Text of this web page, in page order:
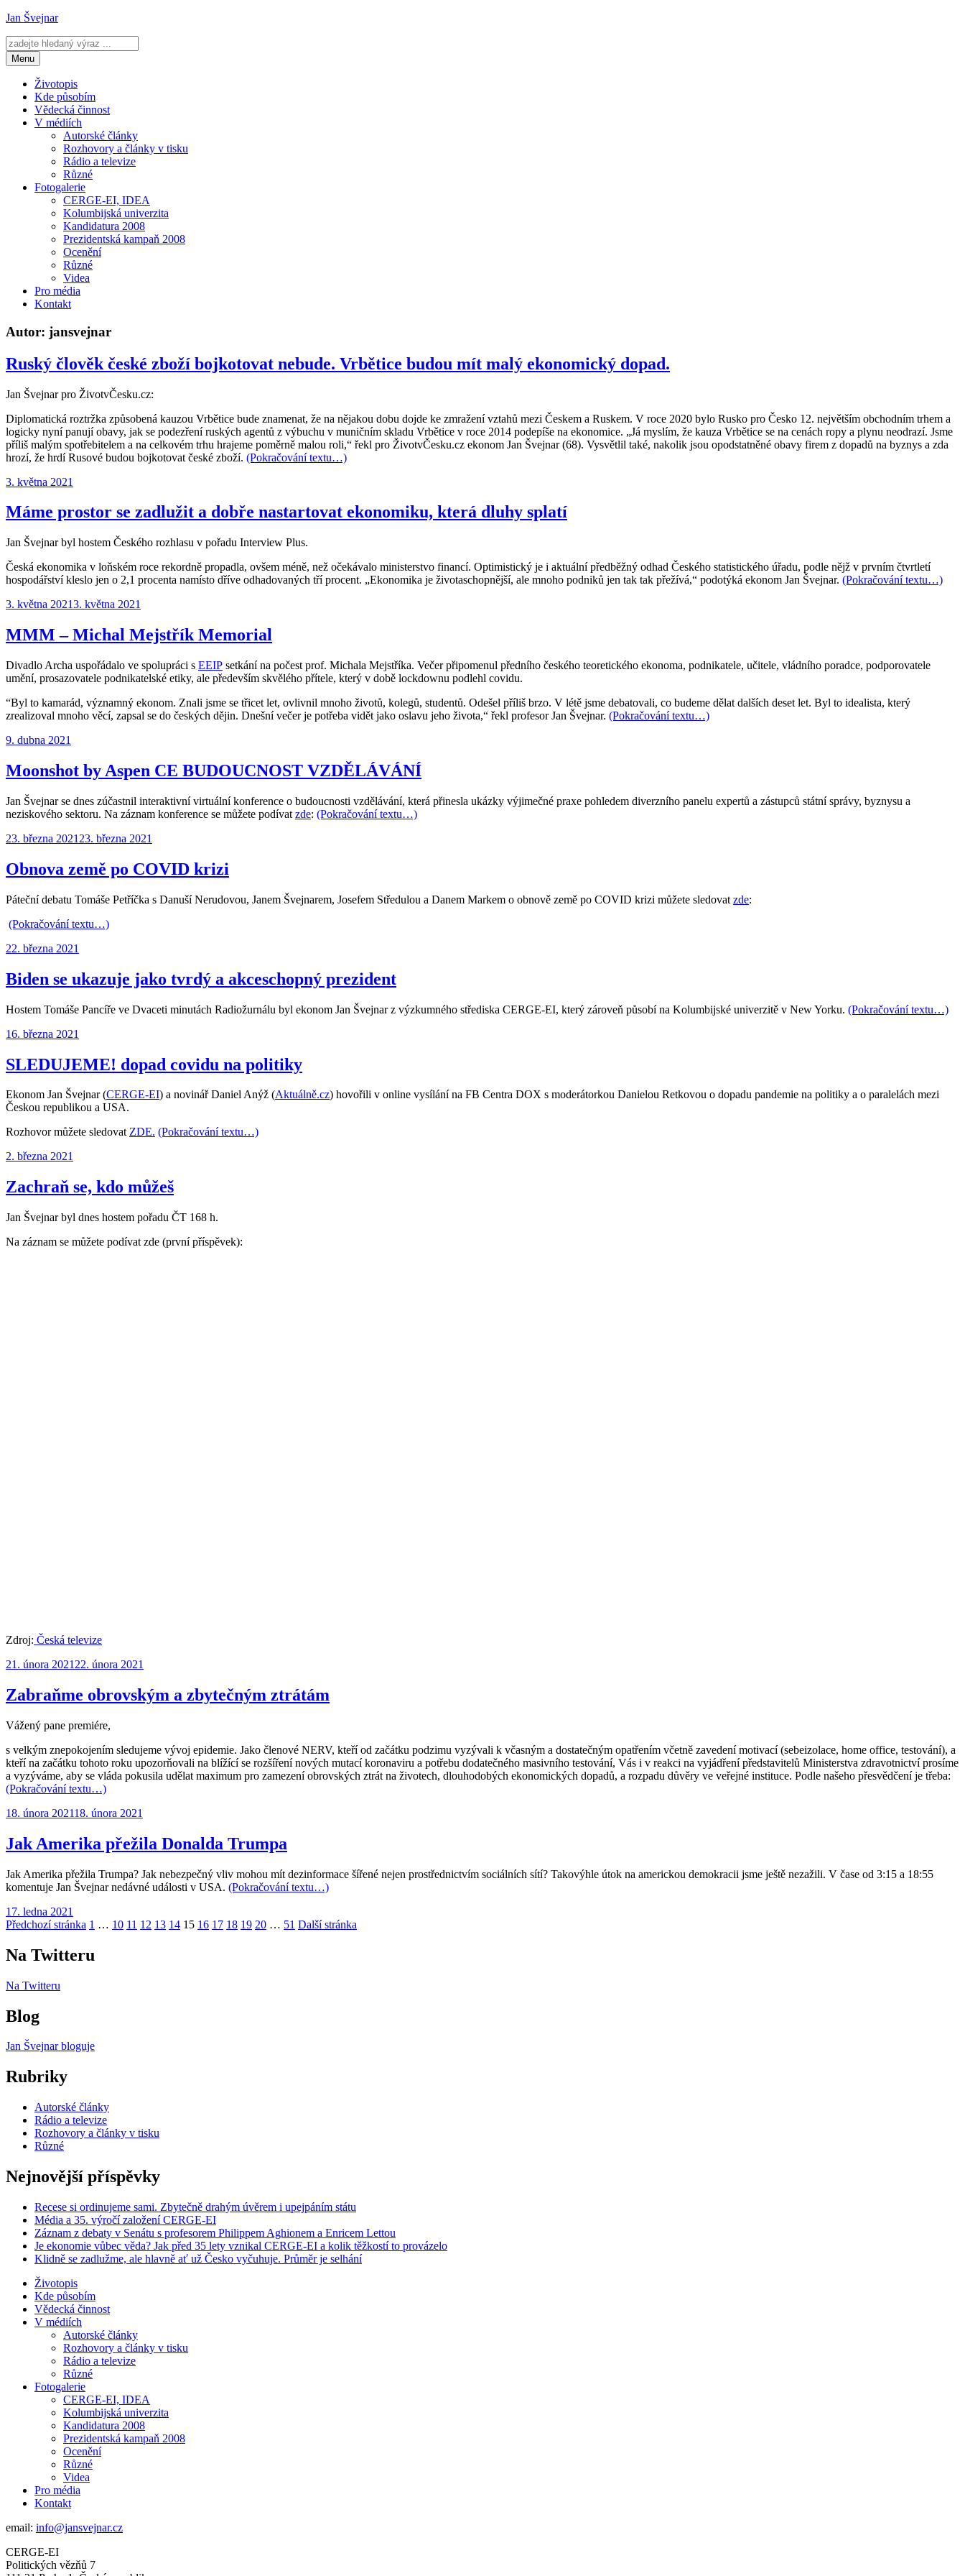
Přejít
obsahu
webu
Jan Švejnar
Menu
Životopis
Kde působím
Vědecká činnost
V médiích
Autorské články
Rozhovory a články v tisku
Rádio a televize
Různé
Fotogalerie
CERGE-EI, IDEA
Kolumbijská univerzita
Kandidatura 2008
Prezidentská kampaň 2008
Ocenění
Různé
Videa
Pro média
Kontakt
Autor: jansvejnar
Ruský člověk české zboží bojkotovat nebude. Vrbětice budou mít malý ekonomický dopad.
Jan Švejnar pro ŽivotvČesku.cz:
Diplomatická roztržka způsobená kauzou Vrbětice bude znamenat, že na nějakou dobu dojde ke zmražení vztahů mezi Českem a Ruskem. V roce 2020 bylo Rusko pro Česko 12. největším obchodním trhem a
logicky nyní panují obavy, jak se podezření ruských agentů z výbuchu v muničním skladu Vrbětice v roce 2014 podepíše na ekonomice. „Já myslím, že kauza Vrbětice se na cenách ropy a plynu neodrazí. Jsme
příliš malým spotřebitelem a na celkovém trhu hrajeme poměrně malou roli,“ řekl pro ŽivotvČesku.cz ekonom Jan Švejnar (68). Vysvětlil také, nakolik jsou opodstatněné obavy firem z dopadů na byznys a zda
hrozí, že hrdí Rusové budou bojkotovat české zboží. (Pokračování textu…)
Publikováno:
3. května 2021
Máme prostor se zadlužit a dobře nastartovat ekonomiku, která dluhy splatí
Jan Švejnar byl hostem Českého rozhlasu v pořadu Interview Plus.
Česká ekonomika v loňském roce rekordně propadla, ovšem méně, než očekávalo ministerstvo financí. Optimistický je i aktuální předběžný odhad Českého statistického úřadu, podle nějž v prvním čtvrtletí
hospodářství kleslo jen o 2,1 procenta namísto dříve odhadovaných tří procent. „Ekonomika je životaschopnější, ale mnoho podniků jen tak tak přežívá,“ podotýká ekonom Jan Švejnar. (Pokračování textu…)
Publikováno:
3. května 20213. května 2021
MMM – Michal Mejstřík Memorial
Divadlo Archa uspořádalo ve spolupráci s EEIP setkání na počest prof. Michala Mejstříka. Večer připomenul předního českého teoretického ekonoma, podnikatele, učitele, vládního poradce, podporovatele
umění, prosazovatele podnikatelské etiky, ale především skvělého přítele, který v době lockdownu podlehl covidu.
“Byl to kamarád, významný ekonom. Znali jsme se třicet let, ovlivnil mnoho životů, kolegů, studentů. Odešel příliš brzo. V létě jsme debatovali, co budeme dělat dalších deset let. Byl to idealista, který
zrealizoval mnoho věcí, zapsal se do českých dějin. Dnešní večer je potřeba vidět jako oslavu jeho života,“ řekl profesor Jan Švejnar. (Pokračování textu…)
Publikováno:
9. dubna 2021
Moonshot by Aspen CE BUDOUCNOST VZDĚLÁVÁNÍ
Jan Švejnar se dnes zúčastnil interaktivní virtuální konference o budoucnosti vzdělávání, která přinesla ukázky výjimečné praxe pohledem diverzního panelu expertů a zástupců státní správy, byznysu a
neziskového sektoru. Na záznam konference se můžete podívat zde: (Pokračování textu…)
Publikováno:
23. března 2021 23. března 2021
Obnova země po COVID krizi
Páteční debatu Tomáše Petříčka s Danuší Nerudovou, Janem Švejnarem, Josefem Středulou a Danem Markem o obnově země po COVID krizi můžete sledovat zde:
(Pokračování textu…)
Publikováno:
22. března 2021
Biden se ukazuje jako tvrdý a akceschopný prezident
Hostem Tomáše Pancíře ve Dvaceti minutách Radiožurnálu byl ekonom Jan Švejnar z výzkumného střediska CERGE-EI, který zároveň působí na Kolumbijské univerzitě v New Yorku. (Pokračování textu…)
Publikováno:
16. března 2021
SLEDUJEME! dopad covidu na politiky
Ekonom Jan Švejnar (CERGE-EI) a novinář Daniel Anýž (Aktuálně.cz) hovořili v online vysílání na FB Centra DOX s moderátorkou Danielou Retkovou o dopadu pandemie na politiky a o paralelách mezi
Českou republikou a USA.
Rozhovor můžete sledovatZDE. (Pokračování textu…)
Publikováno:
2. března 2021
Zachraň se, kdo můžeš
Jan Švejnar byl dnes hostem pořadu ČT 168 h.
Na záznam se můžete podívat zde (první příspěvek):
Zdroj: Česká televize
Publikováno:
21. února 2021 22. února 2021
Zabraňme obrovským a zbytečným ztrátám
Vážený pane premiére,
s velkým znepokojením sledujeme vývoj epidemie. Jako členové NERV, kteří od začátku podzimu vyzývali k včasným a dostatečným opatřením včetně zavedení motivací (sebeizolace, home office, testování), a
kteří na začátku tohoto roku upozorňovali na blížící se rozšíření nových mutací koronaviru a potřebu dodatečného masivního testování, Vás i v reakci na vyjádření představitelů Ministerstva zdravotnictví prosíme
a vyzýváme, aby se vláda pokusila udělat maximum pro zamezení obrovských ztrát na životech, dlouhodobých ekonomických dopadů, a rozpadu důvěry ve veřejné instituce. Podle našeho přesvědčení je třeba:
(Pokračování textu…)
Publikováno:
18. února 202118. února 2021
Jak Amerika přežila Donalda Trumpa
Jak Amerika přežila Trumpa? Jak nebezpečný vliv mohou mít dezinformace šířené nejen prostřednictvím sociálních sítí? Takovýhle útok na americkou demokracii jsme ještě nezažili. V čase od 3:15 a 18:55
komentuje Jan Švejnar nedávné události v USA. (Pokračování textu…)
Publikováno:
17. ledna 2021
Stránkování
příspěvků
Předchozí stránka Stránka:
1 … Stránka:
10 Stránka:
11 Stránka:
12 Stránka:
13 Stránka:
14 Stránka:
15 Stránka:
16 Stránka:
17 Stránka:
18 Stránka:
19 Stránka:
20 … Stránka:
51 Další stránka
Na Twitteru
Na Twitteru
Blog
Jan Švejnar bloguje
Rubriky
Autorské články
Rádio a televize
Rozhovory a články v tisku
Různé
Nejnovější příspěvky
Recese si ordinujeme sami. Zbytečně drahým úvěrem i upejpáním státu
Média a 35. výročí založení CERGE-EI
Záznam z debaty v Senátu s profesorem Philippem Aghionem a Enricem Lettou
Je ekonomie vůbec věda? Jak před 35 lety vznikal CERGE-EI a kolik těžkostí to provázelo
Klidně se zadlužme, ale hlavně ať už Česko vyčuhuje. Průměr je selhání
Životopis
Kde působím
Vědecká činnost
V médiích
Autorské články
Rozhovory a články v tisku
Rádio a televize
Různé
Fotogalerie
CERGE-EI, IDEA
Kolumbijská univerzita
Kandidatura 2008
Prezidentská kampaň 2008
Ocenění
Různé
Videa
Pro média
Kontakt
email: info@jansvejnar.cz
CERGE-EI
Politických vězňů 7